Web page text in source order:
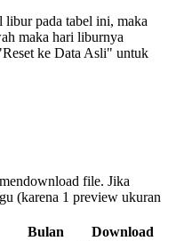
pada tabel ini, maka
maka hari liburnya
ke Data Asli" untuk
file. Jika
(karena 1 preview ukuran
Bulan Download